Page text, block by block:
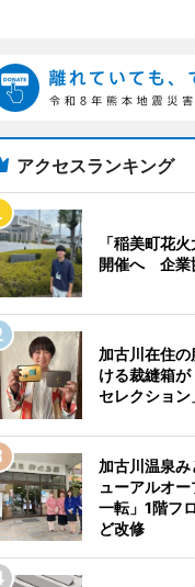
アクセスランキング
「稲美町花
開催へ 企業
加古川在住
ける裁縫箱
セレクション
加古川温泉
ューアルオ
一転」1階フ
ど改修